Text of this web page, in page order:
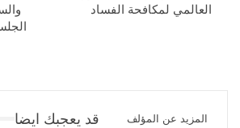
العالمي لمكافحة الفساد
قد يعجبك ايضا المزيد عن المؤلف